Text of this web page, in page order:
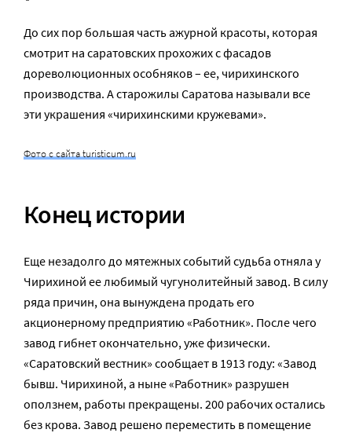
До сих пор большая часть ажурной красоты, которая
смотрит на саратовских прохожих с фасадов
дореволюционных особняков – ее, чирихинского
производства. А старожилы Саратова называли все
эти украшения «чирихинскими кружевами».
Фото с сайта turisticum.ru
Конец истории
Еще незадолго до мятежных событий судьба отняла у
Чирихиной ее любимый чугунолитейный завод. В силу
ряда причин, она вынуждена продать его
акционерному предприятию «Работник». После чего
завод гибнет окончательно, уже физически.
«Саратовский вестник» сообщает в 1913 году: «Завод
бывш. Чирихиной, а ныне «Работник» разрушен
оползнем, работы прекращены. 200 рабочих остались
без крова. Завод решено переместить в помещение